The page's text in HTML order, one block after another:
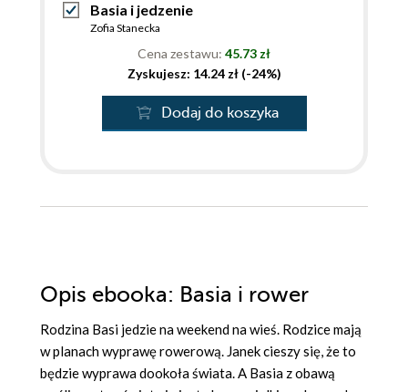
Basia i jedzenie
Zofia Stanecka
Cena zestawu: 45.73 zł
Zyskujesz: 14.24 zł (-24%)
Dodaj do koszyka
Opis ebooka: Basia i rower
Rodzina Basi jedzie na weekend na wieś. Rodzice mają
w planach wyprawę rowerową. Janek cieszy się, że to
będzie wyprawa dookoła świata. A Basia z obawą